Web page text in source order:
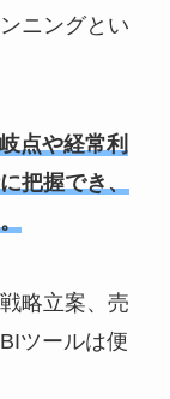
ニングとい
点や経常利
把握でき、
略立案、売
ツールは便